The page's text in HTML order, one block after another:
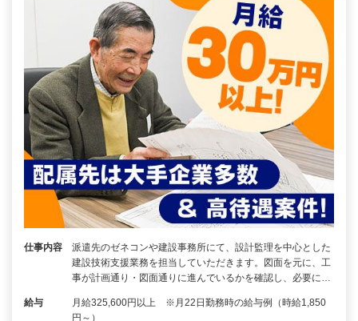
仕事内容
派遣先のゼネコンや建設事務所にて、設計監理を中心とした
建設技術支援業務を担当していただきます。図面を元に、工
事が計画通り・図面通りに進んでいるかを確認し、必要に…
給与
月給325,600円以上 ※月22日勤務時の給与例（時給1,850
円～）